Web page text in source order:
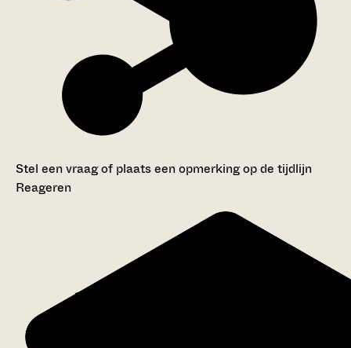
Stel een vraag of plaats een opmerking op de tijdlijn
Reageren